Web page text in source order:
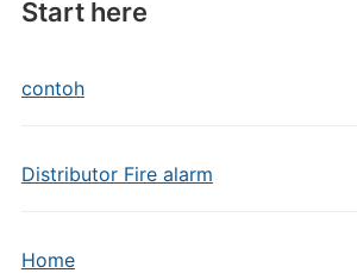
Start here
contoh
Distributor Fire alarm
Home